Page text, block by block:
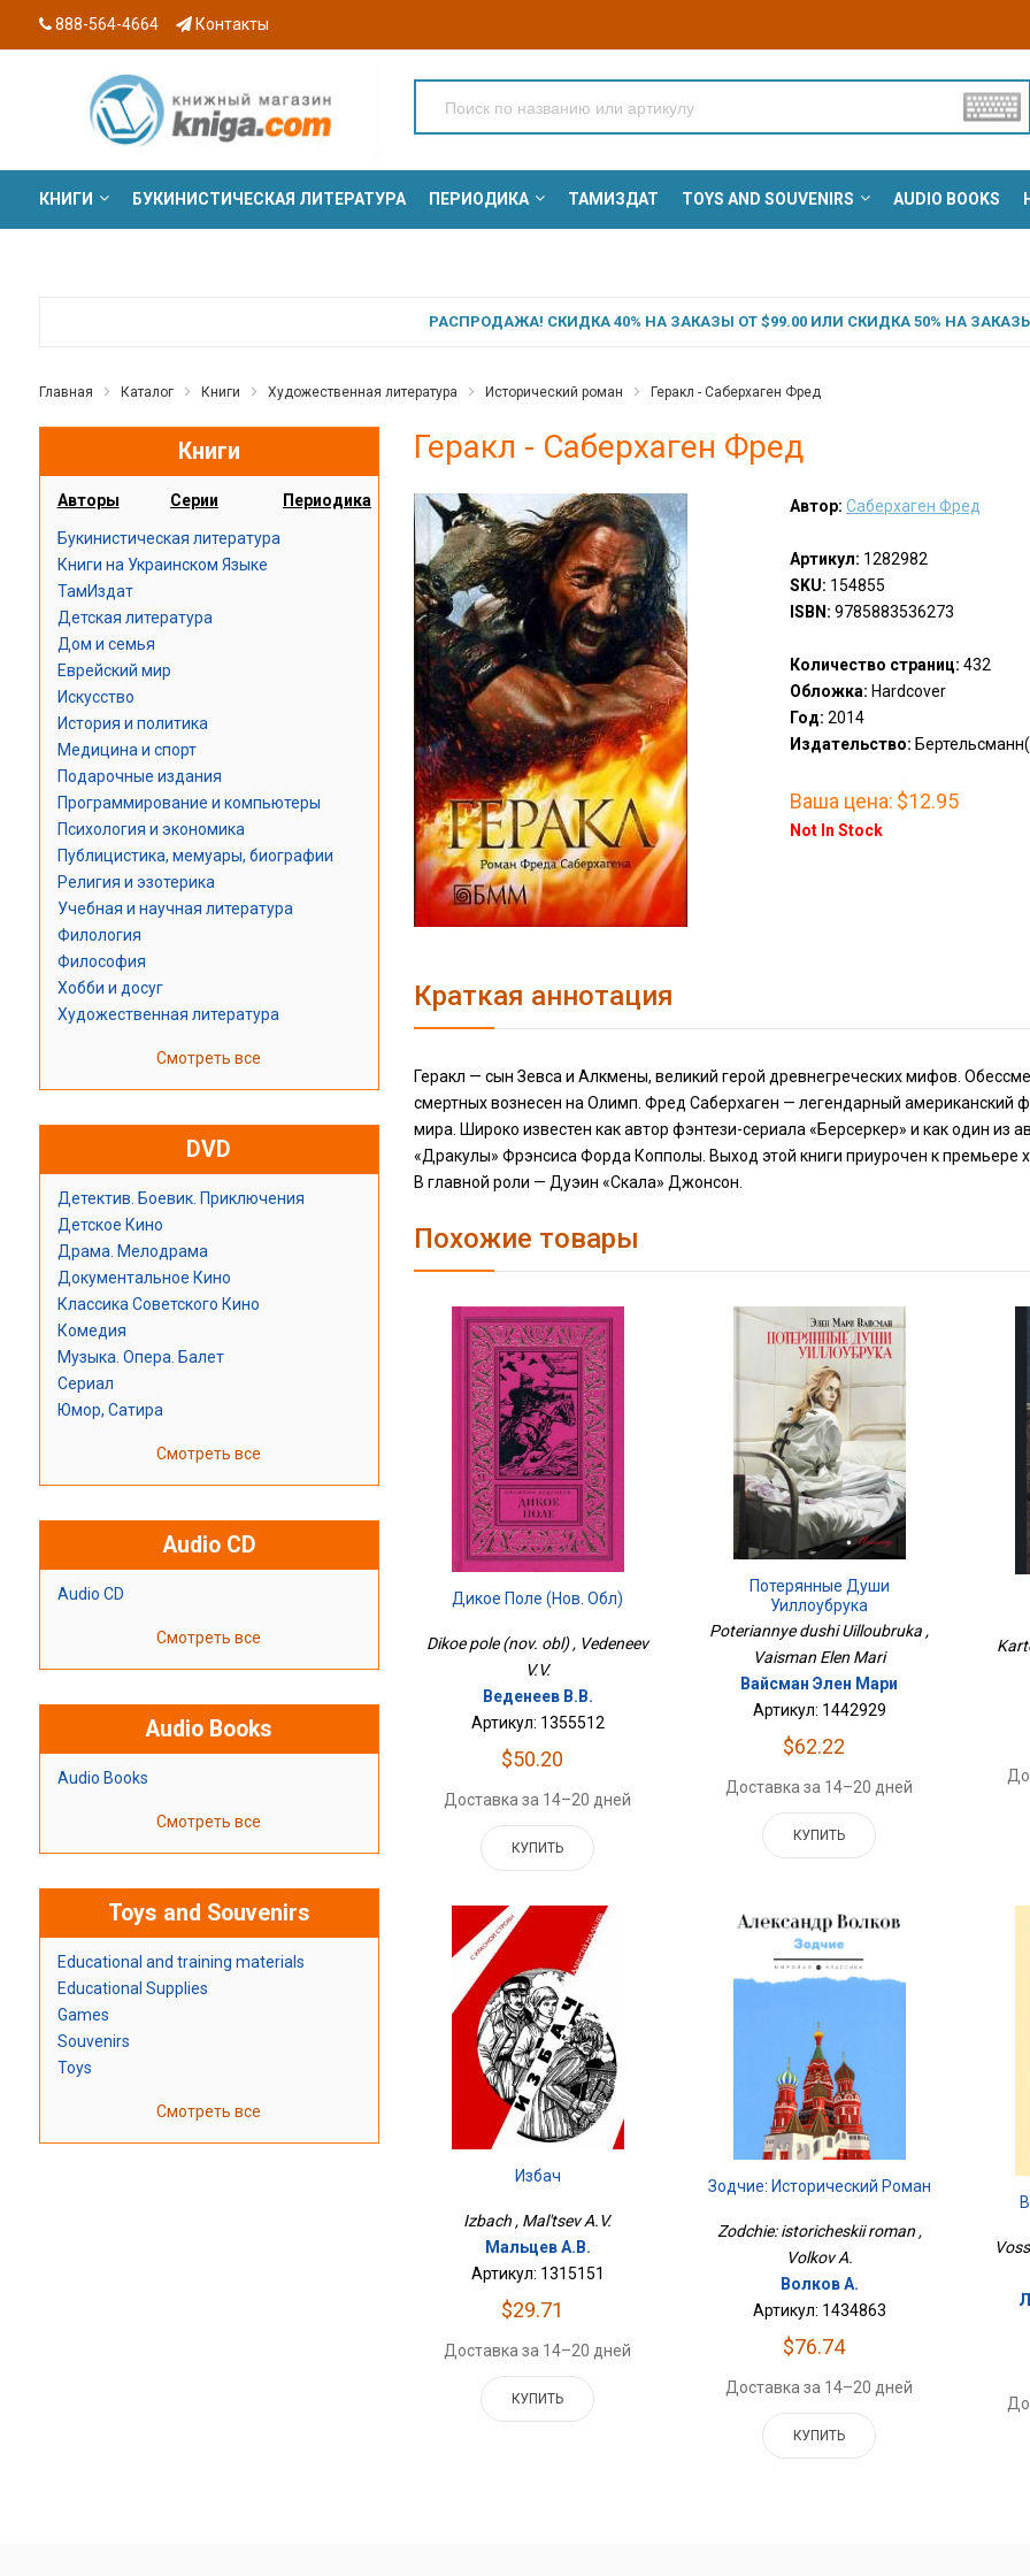
888-564-4664 Контакты
КНИГИ БУКИНИСТИЧЕСКАЯ ЛИТЕРАТУРА ПЕРИОДИКА ТАМИЗДАТ TOYS AND SOUVENIRS AUDIO BOOKS
РАСПРОДАЖА! СКИДКА 40% НА ЗАКАЗЫ ОТ $99.00 ИЛИ СКИДКА 50% НА ЗАКАЗЫ
Главная Каталог Книги Художественная литература Исторический роман Геракл - Саберхаген Фред
Книги
Авторы Серии Периодика
Букинистическая литература
Книги на Украинском Языке
ТамИздат
Детская литература
Дом и семья
Еврейский мир
Искусство
История и политика
Медицина и спорт
Подарочные издания
Программирование и компьютеры
Психология и экономика
Публицистика, мемуары, биографии
Религия и эзотерика
Учебная и научная литература
Филология
Философия
Хобби и досуг
Художественная литература
Смотреть все
DVD
Детектив. Боевик. Приключения
Детское Кино
Драма. Мелодрама
Документальное Кино
Классика Советского Кино
Комедия
Музыка. Опера. Балет
Сериал
Юмор, Сатира
Смотреть все
Audio CD
Audio CD
Смотреть все
Audio Books
Audio Books
Смотреть все
Toys and Souvenirs
Educational and training materials
Educational Supplies
Games
Souvenirs
Toys
Смотреть все
Геракл - Саберхаген Фред
Автор: Саберхаген Фред
Артикул: 1282982
SKU: 154855
ISBN: 9785883536273
Количество страниц: 432
Обложка: Hardcover
Год: 2014
Издательство:
Ваша цена: $12.95
Not In Stock
Краткая аннотация
Геракл — сын Зевса и Алкмены, великий герой древнегреческих мифов.
смертных вознесен на Олимп. Фред Саберхаген — легендарный американский
мира. Широко известен как автор фэнтези-сериала «Берсеркер» и как один из
«Дракулы» Фрэнсиса Форда Копполы. Выход этой книги приурочен к премьере
В главной роли — Дуэин «Скала» Джонсон.
Похожие товары
Дикое Поле (нов. Обл)
Dikoe pole (nov. obl) , Vedeneev
V.V.
Веденеев В.В.
Артикул: 1355512
$50.20
Доставка за 14–20 дней
КУПИТЬ
Потерянные Души
Уиллоубрука
Poteriannye dushi Uilloubruka ,
Vaisman Elen Mari
Вайсман Элен Мари
Артикул: 1442929
$62.22
Доставка за 14–20 дней
КУПИТЬ
Избач
Izbach , Mal'tsev A.V.
Мальцев А.В.
Артикул: 1315151
$29.71
Доставка за 14–20 дней
КУПИТЬ
Зодчие: Исторический Роман
Zodchie: istoricheskii roman ,
Volkov A.
Волков А.
Артикул: 1434863
$76.74
Доставка за 14–20 дней
КУПИТЬ